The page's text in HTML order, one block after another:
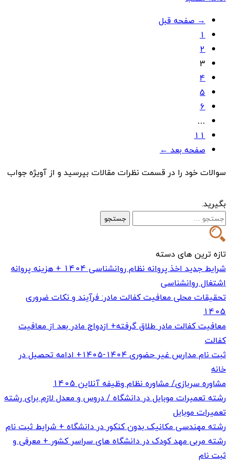
Posts
navigation
→ صفحه قبل
1
2
3
4
5
6
…
11
صفحه بعد ←
سوالات خود را در قسمت نظرات مقالات بپرسید و از آویژه جواب
بگیرید.
جستجو
برای:
تازه ترین های دسته
شرایط جدید اخذ پروانه نظام روانشناسی 1404 + هزینه پروانه
اشتغال روانشناسی
تحقیقات محلی معافیت کفالت مادر: فرآیند و نکات ضروری
1405
معافیت کفالت مادر طلاق گرفته+ ازدواج مادر بعد از معافیت
کفالت
ثبت نام مدارس غیر حضوری ۱۴۰۴-۱۴۰۵+ ادامه تحصیل در
خانه
مشاوره سربازی/ مشاوره نظام وظیفه آنلاین 1405
رشته تعمیرات موبایل در دانشگاه / دروس و معدل لازم برای رشته
تعمیرات موبایل
رشته مهندسی مکانیک بدون کنکور در دانشگاه + شرایط ثبت نام
رشته مربی مهد کودک در دانشگاه های سراسر کشور + معرفی و
ثبت نام